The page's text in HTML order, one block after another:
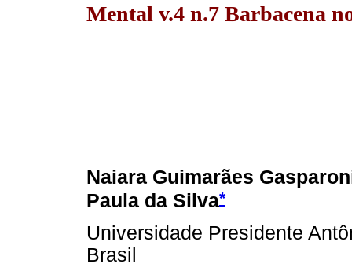
Mental v.4 n.7 Barbacena
Naiara Guimarães
Paula da Silva*
Universidade Presidente
Brasil